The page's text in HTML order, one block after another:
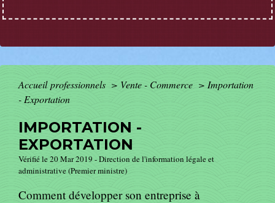
Accueil professionnels > Vente - Commerce > Importation
- Exportation
IMPORTATION -
EXPORTATION
Vérifié le 20 Mar 2019 - Direction de l'information légale et
administrative (Premier ministre)
Comment développer son entreprise à